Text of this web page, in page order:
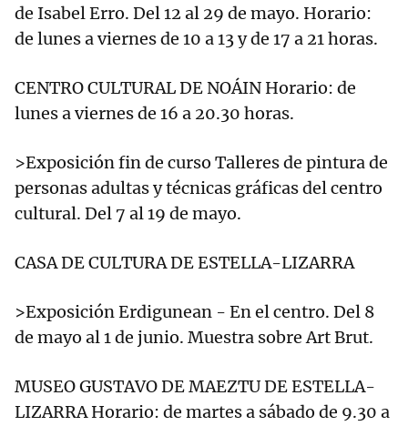
de Isabel Erro. Del 12 al 29 de mayo. Horario:
de lunes a viernes de 10 a 13 y de 17 a 21 horas.
CENTRO CULTURAL DE NOÁIN Horario: de
lunes a viernes de 16 a 20.30 horas.
>Exposición fin de curso Talleres de pintura de
personas adultas y técnicas gráficas del centro
cultural. Del 7 al 19 de mayo.
CASA DE CULTURA DE ESTELLA-LIZARRA
>Exposición Erdigunean - En el centro. Del 8
de mayo al 1 de junio. Muestra sobre Art Brut.
MUSEO GUSTAVO DE MAEZTU DE ESTELLA-
LIZARRA Horario: de martes a sábado de 9.30 a